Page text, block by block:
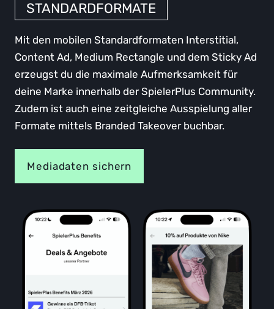
STANDARDFORMATE
Mit den mobilen Standardformaten Interstitial,
Content Ad, Medium Rectangle und dem Sticky Ad
erzeugst du die maximale Aufmerksamkeit für
deine Marke innerhalb der SpielerPlus Community.
Zudem ist auch eine zeitgleiche Ausspielung aller
Formate mittels Branded Takeover buchbar.
Mediadaten sichern